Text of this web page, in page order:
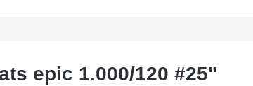
epic 1.000/120 #25"